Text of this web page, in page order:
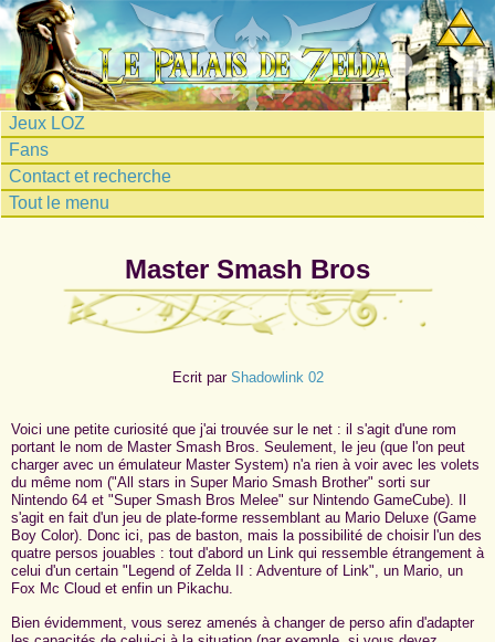
Jeux LOZ
Fans
Contact et recherche
Tout le menu
Master Smash Bros
Ecrit par Shadowlink 02
Voici une petite curiosité que j'ai trouvée sur le net : il s'agit d'une rom
portant le nom de Master Smash Bros. Seulement, le jeu (que l'on peut
charger avec un émulateur Master System) n'a rien à voir avec les volets
du même nom ("All stars in Super Mario Smash Brother" sorti sur
Nintendo 64 et "Super Smash Bros Melee" sur Nintendo GameCube). Il
s'agit en fait d'un jeu de plate-forme ressemblant au Mario Deluxe (Game
Boy Color). Donc ici, pas de baston, mais la possibilité de choisir l'un des
quatre persos jouables : tout d'abord un Link qui ressemble étrangement à
celui d'un certain "Legend of Zelda II : Adventure of Link", un Mario, un
Fox Mc Cloud et enfin un Pikachu.
Bien évidemment, vous serez amenés à changer de perso afin d'adapter